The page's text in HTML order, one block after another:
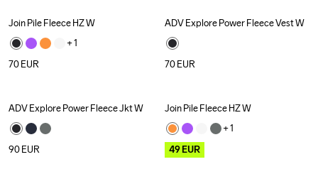
Join Pile Fleece HZ W
+ 1
70EUR
ADV Explore Power Fleece Vest W
70EUR
ADV Explore Power Fleece Jkt W
90EUR
Outlet
Join Pile Fleece HZ W
+ 1
49EUR